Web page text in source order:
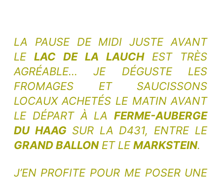
LA PAUSE DE MIDI JUSTE AVANT
LE LAC DE LA LAUCHEST TRÈS
AGRÉABLE… JE DÉGUSTE LES
FROMAGES ET SAUCISSONS
LOCAUX ACHETÉS LE MATIN AVANT
LE DÉPART À LAFERME-AUBERGE
DU HAAG SUR LA D431, ENTRE LE
GRAND BALLONET LEMARKSTEIN.
J’EN PROFITE POUR ME POSER UNE